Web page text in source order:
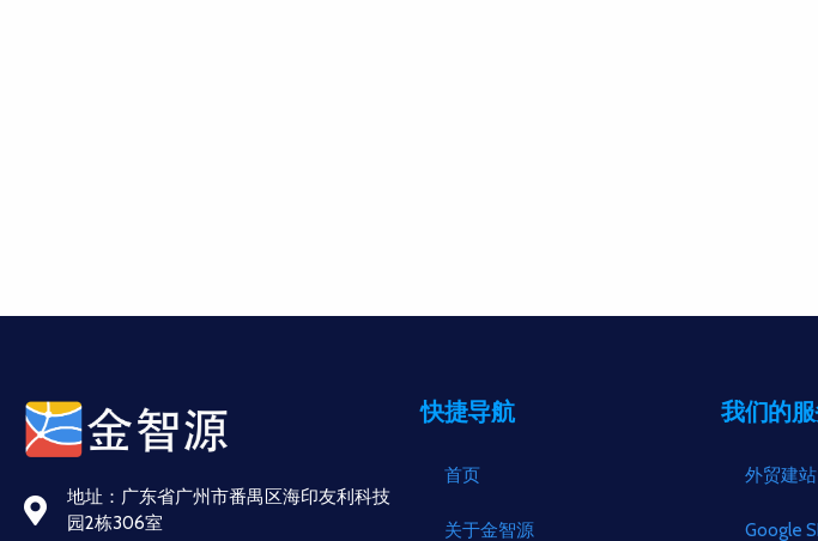
地址：广东省广州市番禺区海印友利科技
园2栋306室
快捷导航
首页
关于金智源
我们的
外贸建站
Google